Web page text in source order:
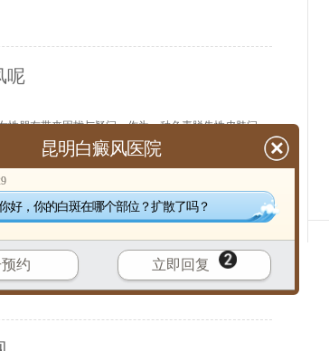
呢
性朋友带来困扰与疑问。作为一种色素脱失性皮肤问
么办呢
对自身形象更为关注，而白癜风的出现，无疑给女性
昆明白癜风医院
好，你的白斑在哪个部位？扩散了吗？
约 立即回复